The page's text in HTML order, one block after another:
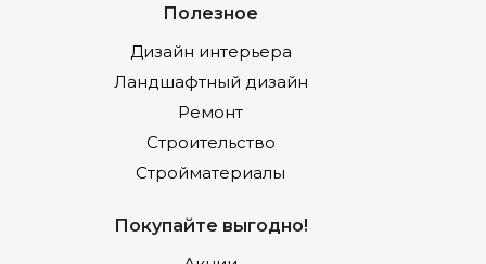
Полезное
Дизайн интерьера
Ландшафтный дизайн
Ремонт
Строительство
Стройматериалы
Покупайте выгодно!